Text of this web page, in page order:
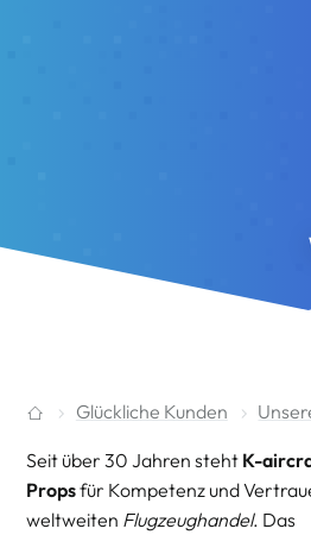
Glückliche Kunden
Seit über 30 Jahren steht K-
Propsfür Kompetenz und
weltweiten Flugzeughandel. Das